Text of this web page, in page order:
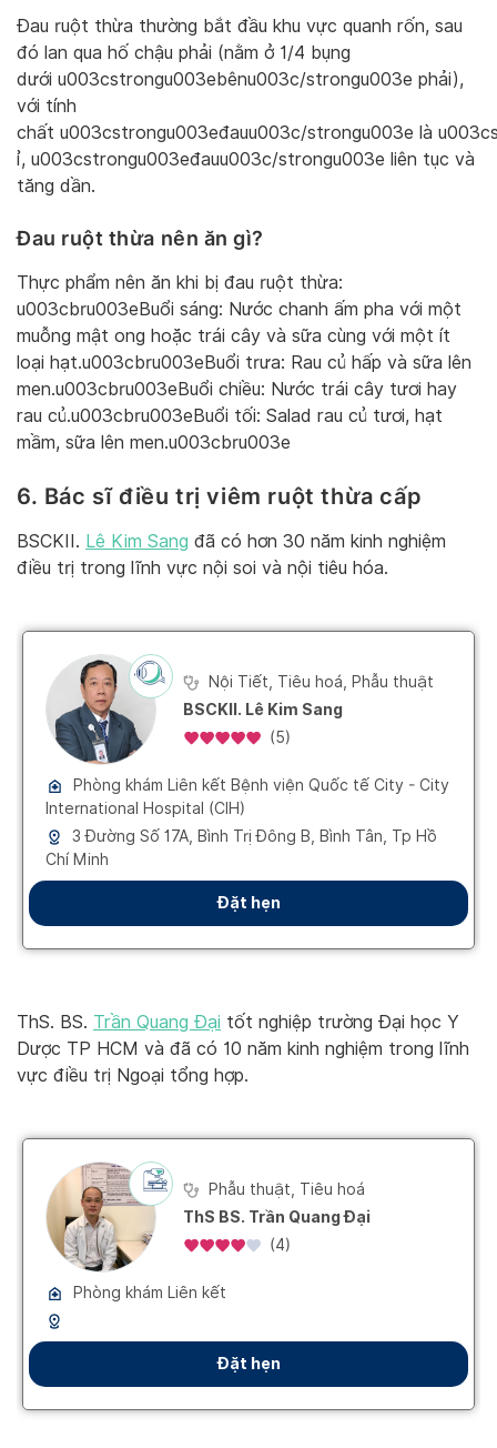
Đau ruột thừa thường bắt đầu khu vực quanh rốn, sau
đó lan qua hố chậu phải (nằm ở 1/4 bụng
dưới u003cstrongu003ebênu003c/strongu003e phải),
với tính
chất u003cstrongu003eđauu003c/strongu003e là
ỉ, u003cstrongu003eđauu003c/strongu003e liên tục và
tăng dần.
Đau ruột thừa nên ăn gì?
Thực phẩm nên ăn khi bị đau ruột thừa:
u003cbru003eBuổi sáng: Nước chanh ấm pha với một
muỗng mật ong hoặc trái cây và sữa cùng với một ít
loại hạt.u003cbru003eBuổi trưa: Rau củ hấp và sữa lên
men.u003cbru003eBuổi chiều: Nước trái cây tươi hay
rau củ.u003cbru003eBuổi tối: Salad rau củ tươi, hạt
mầm, sữa lên men.u003cbru003e
6. Bác sĩ điều trị viêm ruột thừa cấp
BSCKII. Lê Kim Sang đã có hơn 30 năm kinh nghiệm
điều trị trong lĩnh vực nội soi và nội tiêu hóa.
ThS. BS. Trần Quang Đại tốt nghiệp trường Đại học Y
Dược TP HCM và đã có 10 năm kinh nghiệm trong lĩnh
vực điều trị Ngoại tổng hợp.